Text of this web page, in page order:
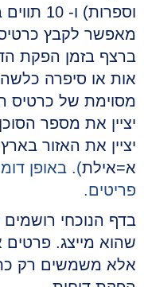
וספרות)
מאפשר לקבץ
ברצף בזמן הפקת
אות או סיפרה
מסוימת של כרטיס
יציין את מספר
יציין את האזור
א=אילת). באופן
פריטים.
בדף הנוכחי
שהוא מייצג. פרטים
אלא משמשים רק